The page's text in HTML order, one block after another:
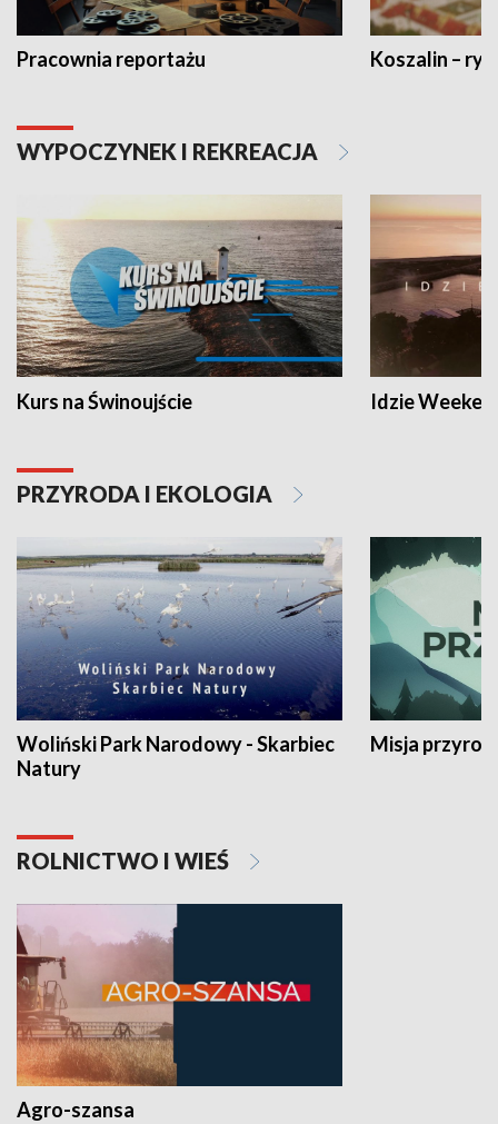
Pracownia reportażu Koszalin –
WYPOCZYNEK I REKREACJA
Kurs na Świnoujście Idzie
PRZYRODA I EKOLOGIA
Woliński Park Narodowy - Skarbiec
Natury
Misja
ROLNICTWO I WIEŚ
Agro-szansa